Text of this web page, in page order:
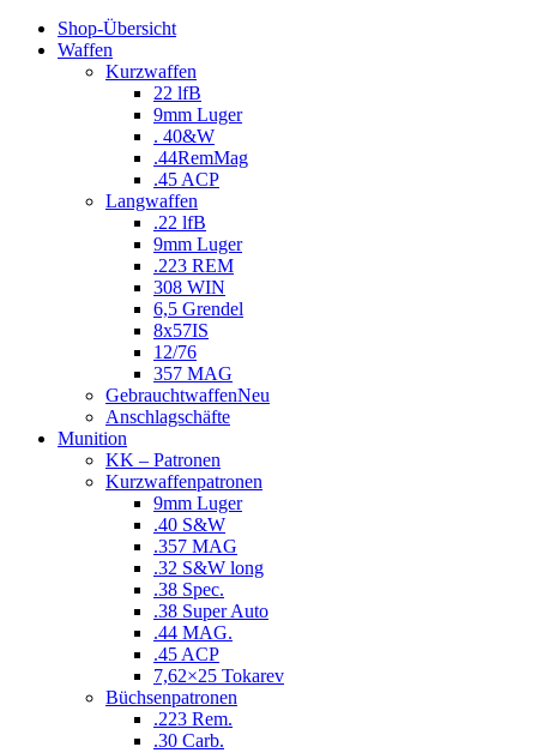
Shop-Übersicht
Waffen
Kurzwaffen
22 lfB
9mm Luger
. 40&W
.44RemMag
.45 ACP
Langwaffen
.22 lfB
9mm Luger
.223 REM
308 WIN
6,5 Grendel
8x57IS
12/76
357 MAG
GebrauchtwaffenNeu
Anschlagschäfte
Munition
KK – Patronen
Kurzwaffenpatronen
9mm Luger
.40 S&W
.357 MAG
.32 S&W long
.38 Spec.
.38 Super Auto
.44 MAG.
.45 ACP
7,62×25 Tokarev
Büchsenpatronen
.223 Rem.
.30 Carb.